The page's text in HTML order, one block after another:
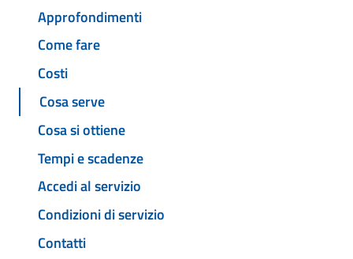
Approfondimenti
Come fare
Costi
Cosa serve
Cosa si ottiene
Tempi e scadenze
Accedi al servizio
Condizioni di servizio
Contatti